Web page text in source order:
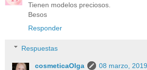
Tienen modelos preciosos.
Besos
Responder
Respuestas
cosmeticaOlga
08 marzo,